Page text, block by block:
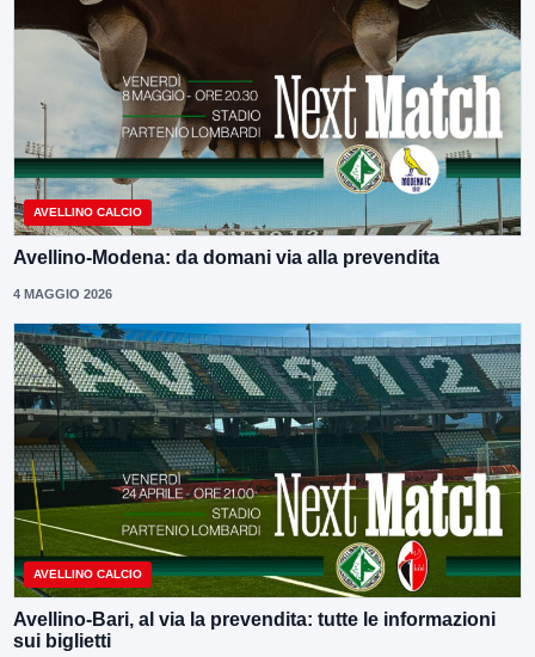
AVELLINO CALCIO
Avellino-Modena: da domani via alla prevendita
4 MAGGIO 2026
AVELLINO CALCIO
Avellino-Bari, al via la prevendita: tutte le informazioni
sui biglietti